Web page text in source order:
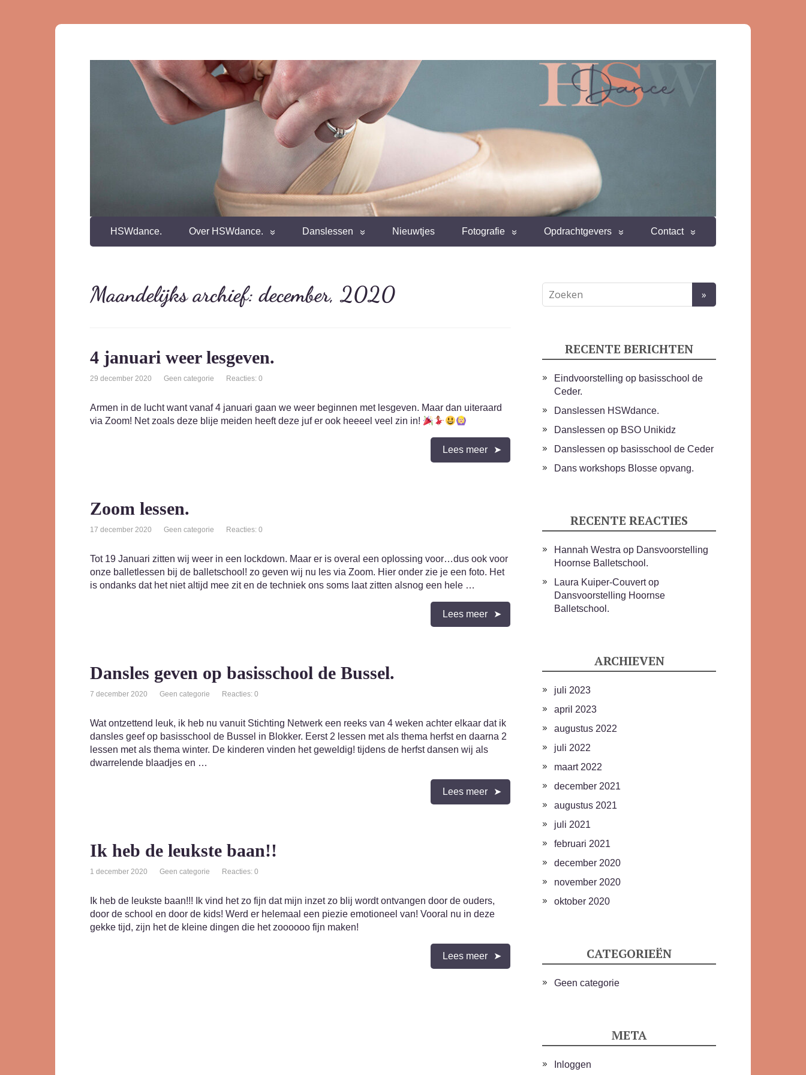
HSWdance. Over HSWdance. Danslessen Nieuwtjes Fotografie Opdrachtgevers Contact
Maandelijks archief: december, 2020
4 januari weer lesgeven.
29 december 2020 Geen categorie Reacties: 0
Armen in de lucht want vanaf 4 januari gaan we weer beginnen met lesgeven. Maar dan uiteraard
via Zoom! Net zoals deze blije meiden heeft deze juf er ook heeeel veel zin in!
Lees meer
Zoom lessen.
17 december 2020 Geen categorie Reacties: 0
Tot 19 Januari zitten wij weer in een lockdown. Maar er is overal een oplossing voor…dus ook voor
onze balletlessen bij de balletschool! zo geven wij nu les via Zoom. Hier onder zie je een foto. Het
is ondanks dat het niet altijd mee zit en de techniek ons soms laat zitten alsnog een hele …
Lees meer
Dansles geven op basisschool de Bussel.
7 december 2020 Geen categorie Reacties: 0
Wat ontzettend leuk, ik heb nu vanuit Stichting Netwerk een reeks van 4 weken achter elkaar dat ik
dansles geef op basisschool de Bussel in Blokker. Eerst 2 lessen met als thema herfst en daarna 2
lessen met als thema winter. De kinderen vinden het geweldig! tijdens de herfst dansen wij als
dwarrelende blaadjes en …
Lees meer
Ik heb de leukste baan!!
1 december 2020 Geen categorie Reacties: 0
Ik heb de leukste baan!!! Ik vind het zo fijn dat mijn inzet zo blij wordt ontvangen door de ouders,
door de school en door de kids! Werd er helemaal een piezie emotioneel van! Vooral nu in deze
gekke tijd, zijn het de kleine dingen die het zoooooo fijn maken!
Lees meer
RECENTE BERICHTEN
Eindvoorstelling op basisschool de
Ceder.
Danslessen HSWdance.
Danslessen op BSO Unikidz
Danslessen op basisschool de Ceder
Dans workshops Blosse opvang.
RECENTE REACTIES
Hannah Westra op Dansvoorstelling
Hoornse Balletschool.
Laura Kuiper-Couvertop
Dansvoorstelling Hoornse
Balletschool.
ARCHIEVEN
juli 2023
april 2023
augustus 2022
juli 2022
maart 2022
december 2021
augustus 2021
juli 2021
februari 2021
december 2020
november 2020
oktober 2020
CATEGORIEËN
Geen categorie
META
Inloggen